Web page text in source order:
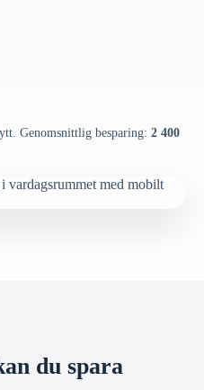
Genomsnittlig besparing: 2 400
du spara